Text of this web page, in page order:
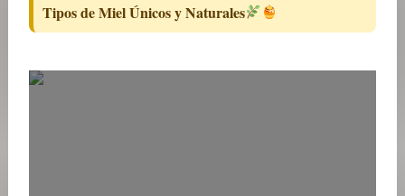
Tipos de Miel Únicos y Naturales